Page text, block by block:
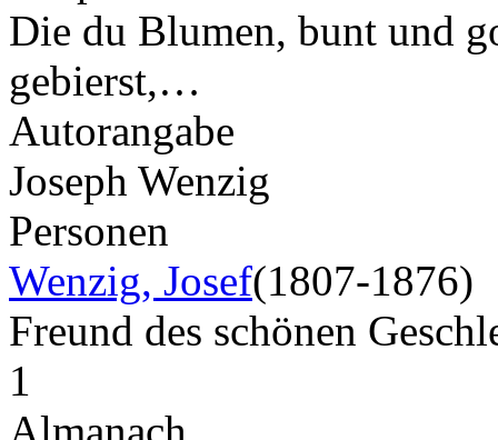
Die du Blumen, bunt und
gebierst,…
Autorangabe
Joseph Wenzig
Personen
Wenzig, Josef(1807-1876)
Freund des schönen
1
Almanach